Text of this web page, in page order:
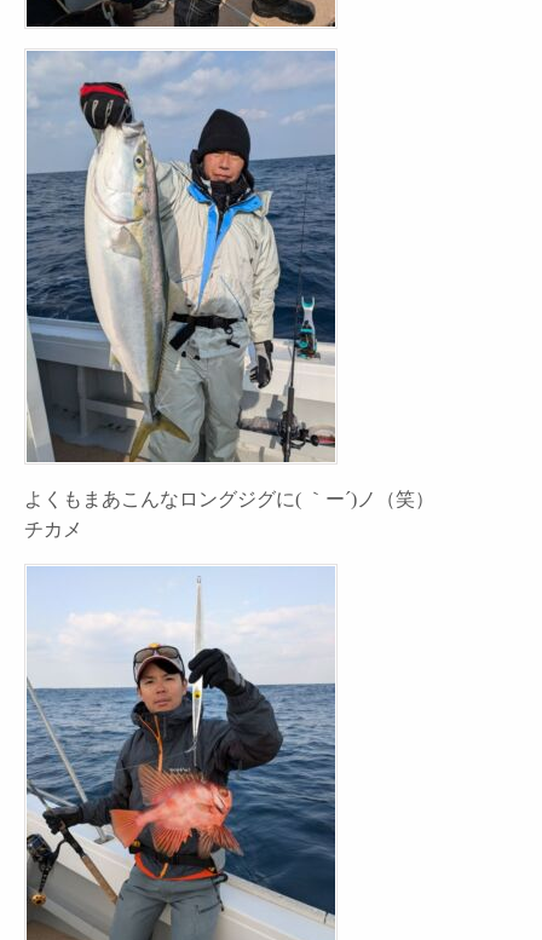
よくもまあこんなロングジグに( ｀ー´)ノ（笑）
チカメ